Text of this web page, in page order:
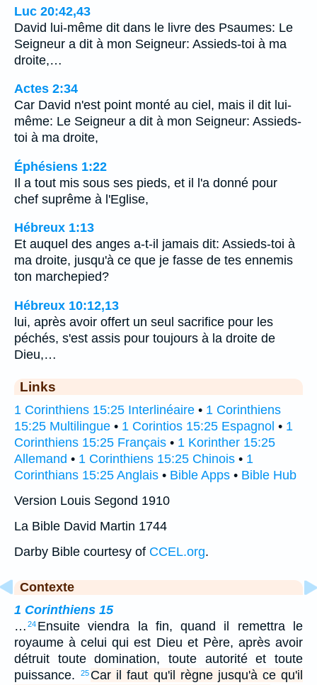
Luc 20:42,43
David lui-même dit dans le livre des Psaumes: Le
Seigneur a dit à mon Seigneur: Assieds-toi à ma
droite,…
Actes 2:34
Car David n'est point monté au ciel, mais il dit lui-
même: Le Seigneur a dit à mon Seigneur: Assieds-
toi à ma droite,
Éphésiens 1:22
Il a tout mis sous ses pieds, et il l'a donné pour
chef suprême à l'Eglise,
Hébreux 1:13
Et auquel des anges a-t-il jamais dit: Assieds-toi à
ma droite, jusqu'à ce que je fasse de tes ennemis
ton marchepied?
Hébreux 10:12,13
lui, après avoir offert un seul sacrifice pour les
péchés, s'est assis pour toujours à la droite de
Dieu,…
Links
1 Corinthiens 15:25 Interlinéaire • 1 Corinthiens
15:25 Multilingue • 1 Corintios 15:25 Espagnol • 1
Corinthiens 15:25 Français • 1 Korinther 15:25
Allemand • 1 Corinthiens 15:25 Chinois • 1
Corinthians 15:25 Anglais • Bible Apps • Bible Hub
Version Louis Segond 1910
La Bible David Martin 1744
Darby Bible courtesy of CCEL.org.
Contexte
1 Corinthiens 15
… 24 Ensuite viendra la fin, quand il remettra le
royaume à celui qui est Dieu et Père, après avoir
détruit toute domination, toute autorité et toute
puissance.
25 Car il faut qu'il règne jusqu'à ce qu'il